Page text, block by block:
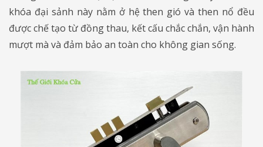
khóa đại sảnh này nằm ở hệ then gió và then nổ đều
được chế tạo từ đồng thau, kết cấu chắc chắn, vận hành
mượt mà và đảm bảo an toàn cho không gian sống.